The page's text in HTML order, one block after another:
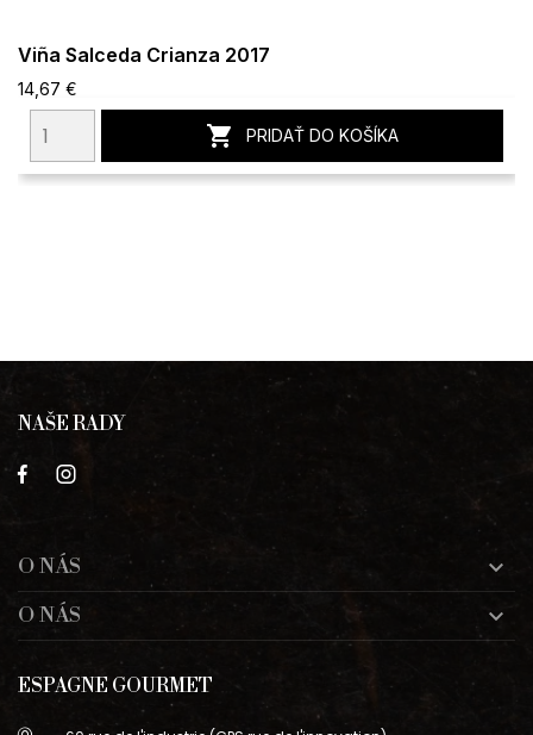
Viña Salceda Crianza 2017
14,67 €
 PRIDAŤ DO KOŠÍKA
NAŠE RADY
O NÁS 
O NÁS 
ESPAGNE GOURMET